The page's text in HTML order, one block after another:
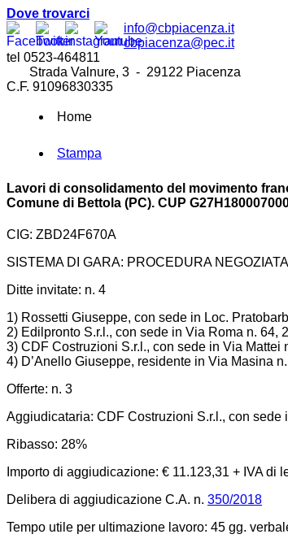
Dove trovarci
info@cbpiacenza.it
cbpiacenza@pec.it
tel 0523-464811
Strada Valnure, 3 - 29122 Piacenza
C.F. 91096830335
Home
Stampa
Lavori di consolidamento del movimento
Comune di Bettola (PC). CUP
CIG: ZBD24F670A
SISTEMA DI GARA: PROCEDURA
Ditte invitate: n. 4
1) Rossetti Giuseppe, con sede in Loc.
2) Edilpronto S.r.l., con sede in Via Roma n. 64,
3) CDF Costruzioni S.r.l., con sede in Via Mattei
4) D’Anello Giuseppe, residente in Via Masina
Offerte: n. 3
Aggiudicataria: CDF Costruzioni S.r.l., con
Ribasso: 28%
Importo di aggiudicazione: € 11.123,31 + IVA di
Delibera di aggiudicazione C.A. n. 350/2018
Tempo utile per ultimazione lavoro: 45 gg.